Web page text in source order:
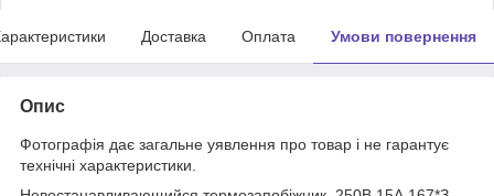
Доставка Оплата Умови повернення
Опис
Фотографія дає загальне уявлення про товар і не гарантує
технічні характеристики.